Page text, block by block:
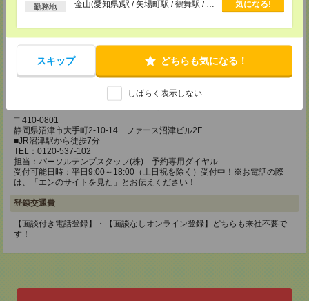
勤務地 金山(愛知県)駅 / 矢場町駅 / 鶴舞駅 / … 気になる!
スキップ どちらも気になる！
しばらく表示しない
静岡コーディネートセンター（静岡）
■JR静岡駅から徒歩5分
TEL：0120-537-102
担当：パーソルテンプスタッフ(株) 予約専用ダイヤル
受付可能日時：平日9:00～18:00（土日祝を除く）受付中！※お電話の際
は、「エンのサイトを見た」とお伝えください！
〒410-0801
静岡県沼津市大手町2-10-14 ファース沼津ビル2F
■JR沼津駅から徒歩7分
TEL：0120-537-102
担当：パーソルテンプスタッフ(株) 予約専用ダイヤル
受付可能日時：平日9:00～18:00（土日祝を除く）受付中！※お電話の際
は、「エンのサイトを見た」とお伝えください！
登録交通費
【面談付き電話登録】・【面談なしオンライン登録】どちらも来社不要で
す！